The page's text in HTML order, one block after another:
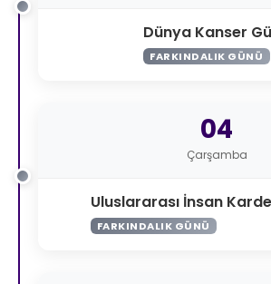
Dünya Kanser
FARKINDALIK GÜNÜ
04
Çarşamba
Uluslararası İnsan
FARKINDALIK GÜNÜ